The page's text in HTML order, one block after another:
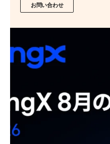
お問い合わせ